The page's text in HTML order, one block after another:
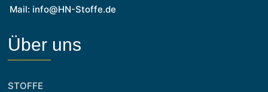
Mail: info@HN-Stoffe.de
Über uns
STOFFE